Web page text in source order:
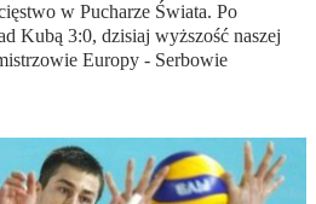
w Pucharze Świata. Po
Kubą 3:0, dzisiaj wyższość naszej
Europy - Serbowie